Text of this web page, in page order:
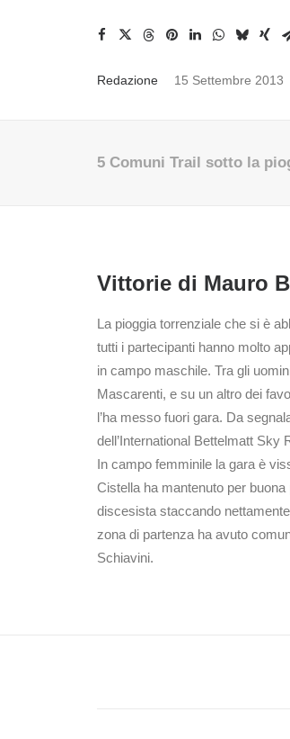
Redazione 15 Settembre 2013
5 Comuni Trail sotto la
Vittorie di Mauro
La pioggia torrenziale che si è
tutti i partecipanti hanno molto
in campo maschile. Tra gli
Mascarenti, e su un altro dei
l’ha messo fuori gara. Da
dell’International Bettelmatt Sky
In campo femminile la gara è
Cistella ha mantenuto per
discesista staccando
zona di partenza ha avuto
Schiavini.